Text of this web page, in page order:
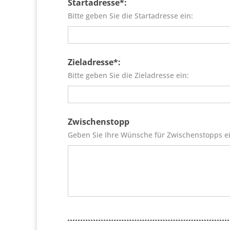
Startadresse*:
Bitte geben Sie die Startadresse ein:
Zieladresse*:
Bitte geben Sie die Zieladresse ein:
Zwischenstopp
Geben Sie Ihre Wünsche für Zwischenstopps